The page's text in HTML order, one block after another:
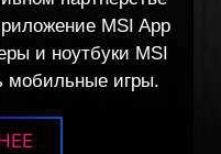
MSI App
и ноутбуки MSI
мобильные игры.